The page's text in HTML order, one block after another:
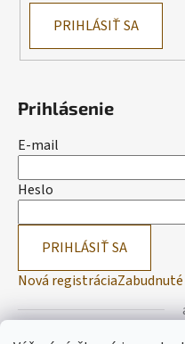
PRIHLÁSIŤ SA
Prihlásenie
E-mail
Heslo
PRIHLÁSIŤ SA
Nová registrácia